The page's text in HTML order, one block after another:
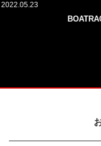
2022.05.23